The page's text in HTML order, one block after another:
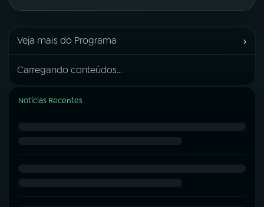
Veja mais do Programa ›
Carregando conteúdos...
Notícias Recentes